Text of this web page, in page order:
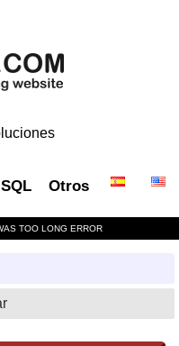
SQL Otros
TOO LONG ERROR